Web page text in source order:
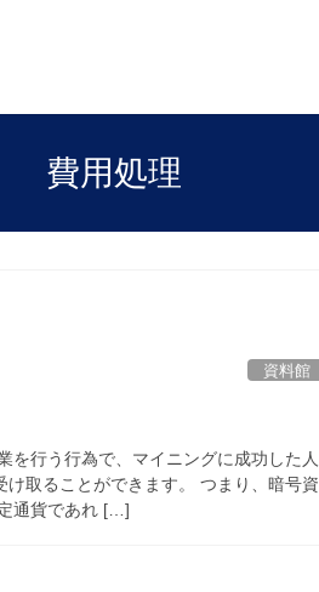
費用処理
資料館
を行う行為で、マイニングに成功した人
取ることができます。 つまり、暗号資
通貨であれ […]